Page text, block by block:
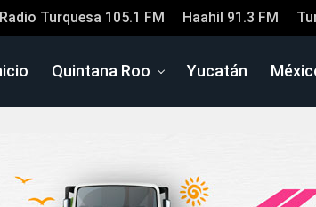
Radio Turquesa 105.1 FM Haahil 91.3 FM
Quintana Roo Yucatán